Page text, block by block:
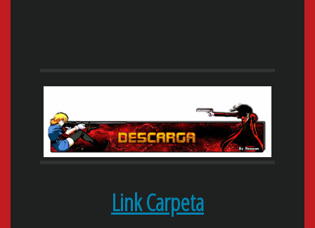
Link Carpeta